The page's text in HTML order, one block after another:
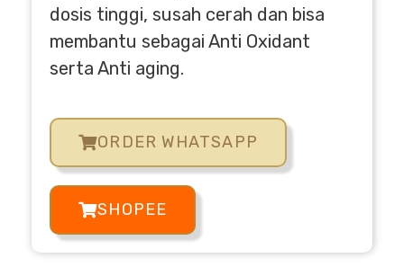
dosis tinggi, susah cerah dan bisa
membantu sebagai Anti Oxidant
serta Anti aging.
ORDER WHATSAPP
SHOPEE